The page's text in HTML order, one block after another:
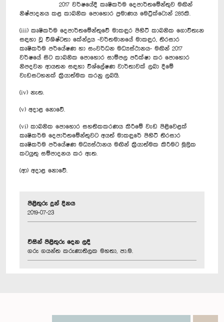
2017 වර්ෂයේදී කෘෂිකර්ම දෙපාර්තමේන්තුව මඟින්
නිෂ්පාදනය කළ කාබනික පොහොර ප්‍රමාණය මෙට්‍රික්ටොන් 285කි.
(iii) කෘෂිකර්ම දෙපාර්තමේන්තුවේ මාකඳුර පිහිටි කාබනික ගොවිතැන
සඳහා වූ විශිෂ්ටතා කේන්ද්‍රය -වර්තමානයේ මාකඳුර, තිරසාර
කෘෂිකර්ම පර්යේෂණ හා සංවර්ධන මධ්‍යස්ථානය- මඟින් 2017
වර්ෂයේ සිට කාබනික පොහොර සාම්පල පරීක්ෂා කර පොහොර
නිපදවන ආයතන සඳහා විශ්ලේෂණ වාර්තාවක් ලබා දීමේ
වැඩසටහනක් ක්‍රියාත්මක කරනු ලබයි.
(iv) නැත.
(v) අදාළ නොවේ.
(vi) කාබනික පොහොර සහතිකකරණය කිරීමේ වැඩ පිළිවෙළක්
කෘෂිකර්ම දෙපාර්තමේන්තුවට අයත් මාකඳුරේ පිහිටි තිරසාර
කෘෂිකර්ම පර්යේෂණ මධ්‍යස්ථානය මඟින් ක්‍රියාත්මක කිරීමට මූලික
කටයුතු සම්පාදනය කර ඇත.
(ආ) අදාළ නොවේ.
පිළිතුරු දුන් දිනය
2019-07-23
විසින් පිළිතුරු දෙන ලදී
ගරු ගයන්ත කරුණාතිලක මහතා, පා.ම.